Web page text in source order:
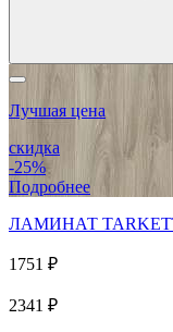
Лучшая цена
скидка
-25%
Подробнее
ЛАМИНАТ
1751 ₽
2341 ₽